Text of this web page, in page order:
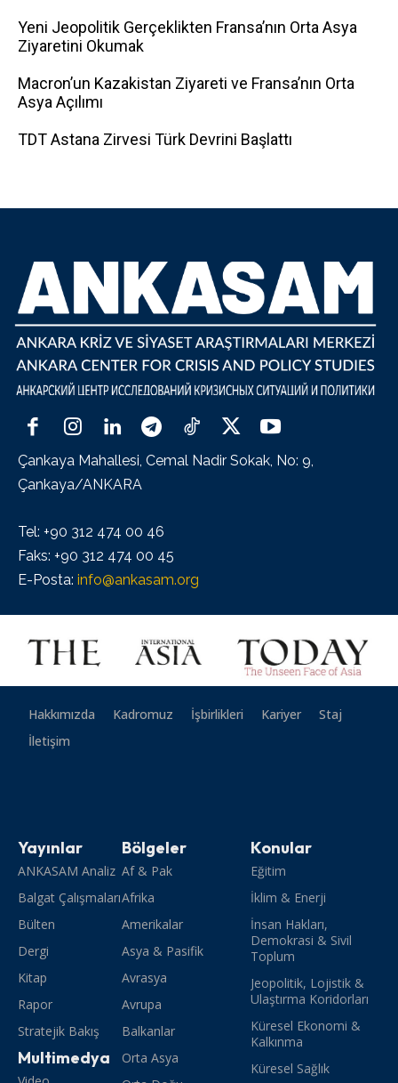
Yeni Jeopolitik Gerçeklikten Fransa’nın Orta Asya
Ziyaretini Okumak
Macron’un Kazakistan Ziyareti ve Fransa’nın Orta
Asya Açılımı
TDT Astana Zirvesi Türk Devrini Başlattı
Çankaya Mahallesi, Cemal Nadir Sokak, No: 9,
Çankaya/ANKARA
Tel: +90 312 474 00 46
Faks: +90 312 474 00 45
E-Posta: info@ankasam.org
Hakkımızda Kadromuz İşbirlikleri Kariyer
Staj
İletişim
Yayınlar
ANKASAM Analiz
Balgat Çalışmaları
Bülten
Dergi
Kitap
Rapor
Stratejik Bakış
Multimedya
Bölgeler
Af & Pak
Afrika
Amerikalar
Asya & Pasifik
Avrasya
Avrupa
Balkanlar
Orta Asya
Konular
Eğitim
İklim & Enerji
İnsan Hakları,
Demokrasi & Sivil
Toplum
Jeopolitik, Lojistik &
Ulaştırma Koridorları
Küresel Ekonomi &
Kalkınma
Küresel Sağlık